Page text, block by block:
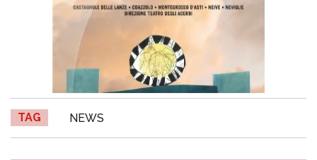
TAG NEWS